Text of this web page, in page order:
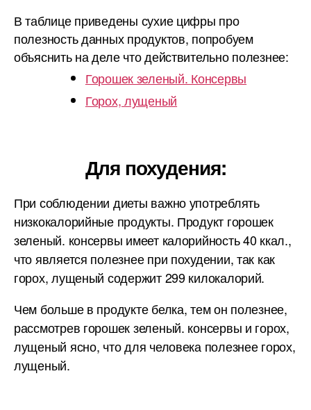
В таблице приведены сухие цифры про
полезность данных продуктов, попробуем
объяснить на деле что действительно полезнее:
Горошек зеленый. Консервы
Горох, лущеный
Для похудения:
При соблюдении диеты важно употреблять
низкокалорийные продукты. Продукт горошек
зеленый. консервы имеет калорийность 40 ккал.,
что является полезнее при похудении, так как
горох, лущеный содержит 299 килокалорий.
Чем больше в продукте белка, тем он полезнее,
рассмотрев горошек зеленый. консервы и горох,
лущеный ясно, что для человека полезнее горох,
лущеный.